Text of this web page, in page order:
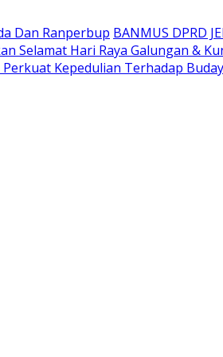
Dan Ranperbup BANMUS DPRD
Selamat Hari Raya Galungan &
Perkuat Kepedulian Terhadap